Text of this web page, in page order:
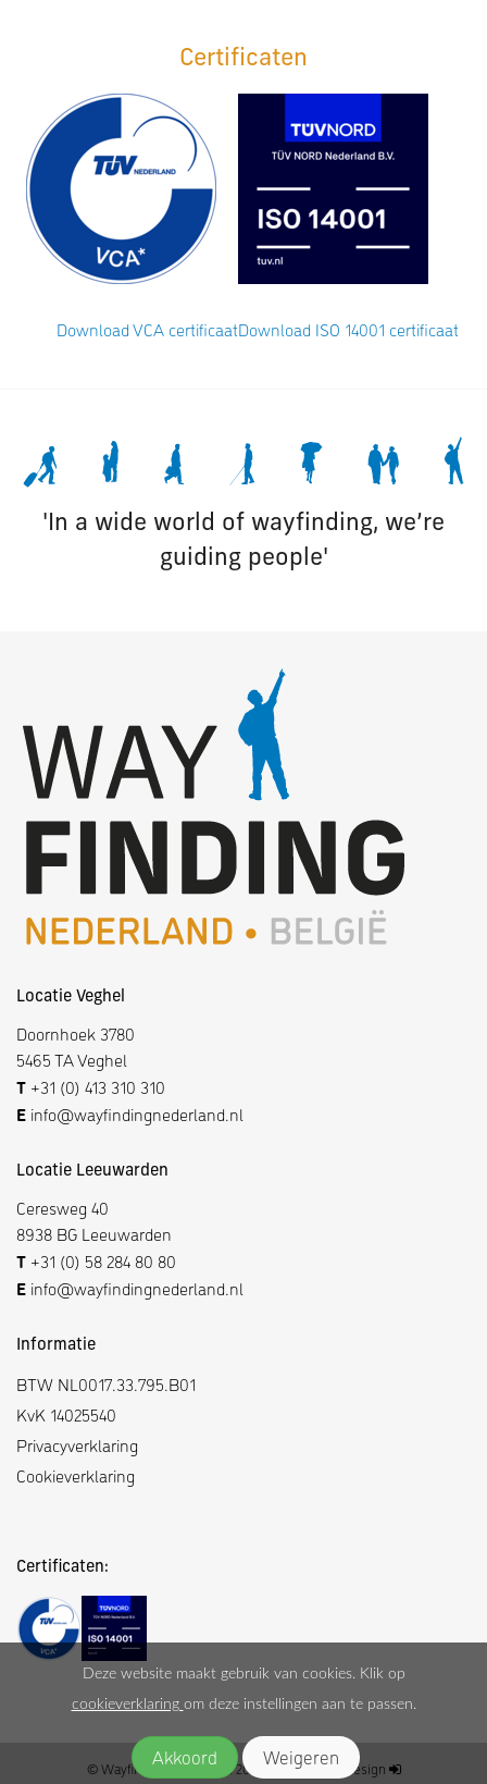
Deze website maakt gebruik van cookies. Klik op
cookieverklaring om deze instellingen aan te passen.
Certificaten
Download VCA certificaatDownload ISO 14001 certificaat
'In a wide world of wayfinding, we’re
guiding people'
Locatie Veghel
Doornhoek 3780
5465 TA Veghel
T +31 (0) 413 310 310
E info@wayfindingnederland.nl
Locatie Leeuwarden
Ceresweg 40
8938 BG Leeuwarden
T +31 (0) 58 284 80 80
E info@wayfindingnederland.nl
Informatie
BTW NL0017.33.795.B01
KvK 14025540
Privacyverklaring
Cookieverklaring
Certificaten:
© Wayfinding Nederland 2026 | Moune Webdesign